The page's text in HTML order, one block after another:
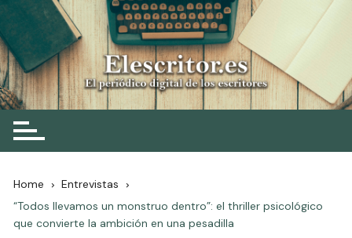
Skip
to
content
Elescritor.es
El periódico digital de los escritores
Home
Entrevistas
“Todos llevamos un monstruo dentro”: el thriller psicológico
que convierte la ambición en una pesadilla